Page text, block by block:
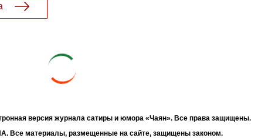
версия журнала сатиры и юмора «Чаян». Все права защищены.
Все материалы, размещенные на сайте, защищены законом.